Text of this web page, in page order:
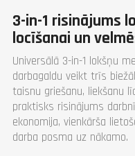
3-in-1 risinājums
locīšanai un
Universālā 3-in-1 lokšņu
darbagaldu veikt trīs
taisnu griešanu, liekšanu
praktisks risinājums
ekonomija, vienkārša
darba posma uz nākamo.